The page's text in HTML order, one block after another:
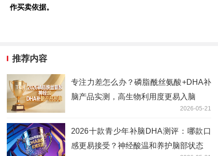
作买卖依据。
推荐内容
专注力差怎么办？磷脂酰丝氨酸+DHA补
脑产品实测，高生物利用度更易入脑
2026-05-21
2026十款青少年补脑DHA测评：哪款口
感更易接受？神经酸温和养护脑部状态